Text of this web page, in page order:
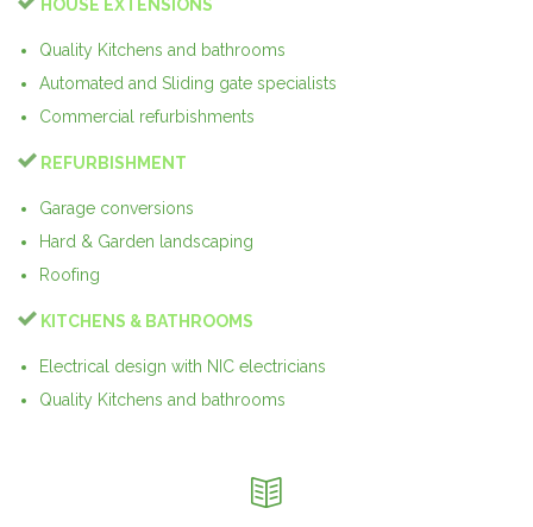
HOUSE EXTENSIONS
Quality Kitchens and bathrooms
Automated and Sliding gate specialists
Commercial refurbishments
 REFURBISHMENT
Garage conversions
Hard & Garden landscaping
Roofing
 KITCHENS & BATHROOMS
Electrical design with NIC electricians
Quality Kitchens and bathrooms
